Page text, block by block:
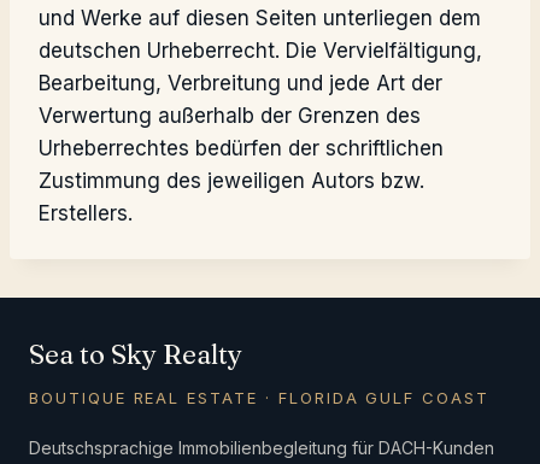
und Werke auf diesen Seiten unterliegen dem
deutschen Urheberrecht. Die Vervielfältigung,
Bearbeitung, Verbreitung und jede Art der
Verwertung außerhalb der Grenzen des
Urheberrechtes bedürfen der schriftlichen
Zustimmung des jeweiligen Autors bzw.
Erstellers.
Sea to Sky Realty
BOUTIQUE REAL ESTATE · FLORIDA GULF COAST
Deutschsprachige Immobilienbegleitung für DACH-Kunden